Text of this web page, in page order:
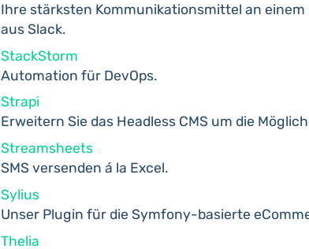
Ihre stärksten Kommunikationsmittel an einem
aus Slack.
StackStorm
Automation für DevOps.
Strapi
Erweitern Sie das Headless CMS um die
Streamsheets
SMS versenden á la Excel.
Sylius
Unser Plugin für die Symfony-basierte
Thelia